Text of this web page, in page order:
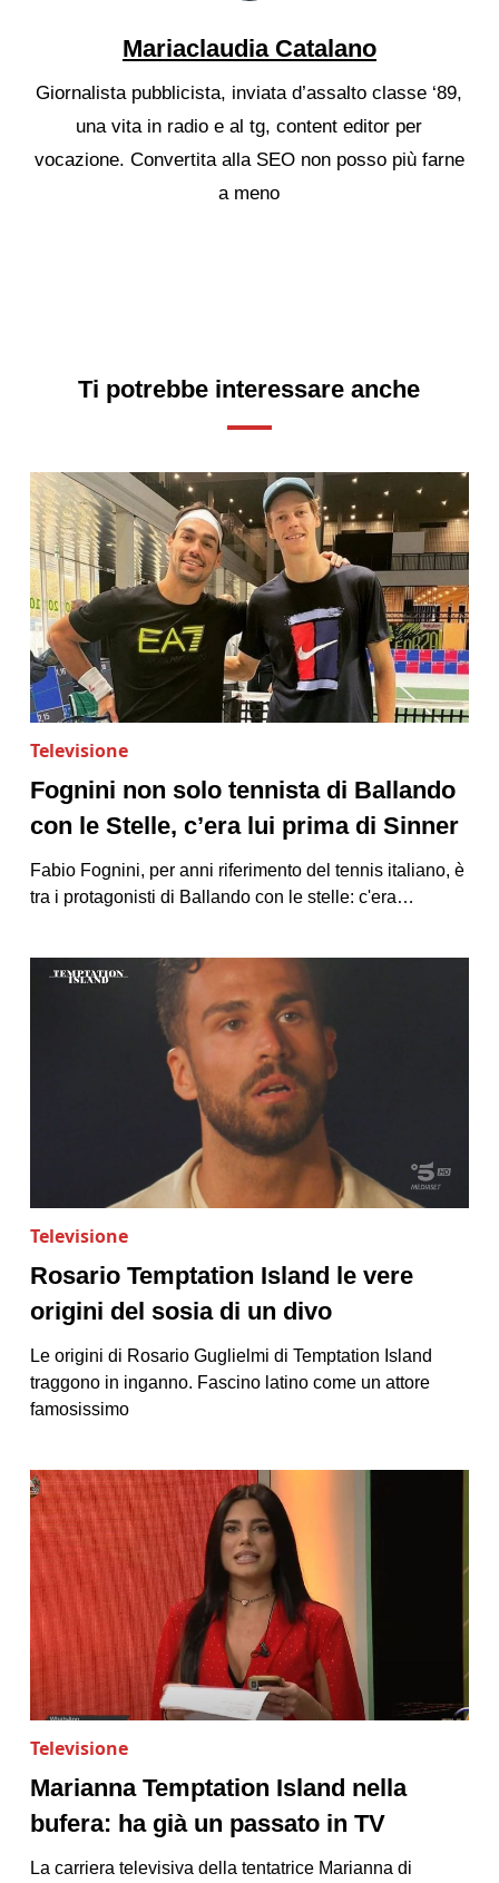
Mariaclaudia Catalano
Giornalista pubblicista, inviata d’assalto classe ‘89,
una vita in radio e al tg, content editor per
vocazione. Convertita alla SEO non posso più farne
a meno
Ti potrebbe interessare anche
Televisione
Fognini non solo tennista di Ballando
con le Stelle, c’era lui prima di Sinner
Fabio Fognini, per anni riferimento del tennis italiano, è
tra i protagonisti di Ballando con le stelle: c'era…
Televisione
Rosario Temptation Island le vere
origini del sosia di un divo
Le origini di Rosario Guglielmi di Temptation Island
traggono in inganno. Fascino latino come un attore
famosissimo
Televisione
Marianna Temptation Island nella
bufera: ha già un passato in TV
La carriera televisiva della tentatrice Marianna di